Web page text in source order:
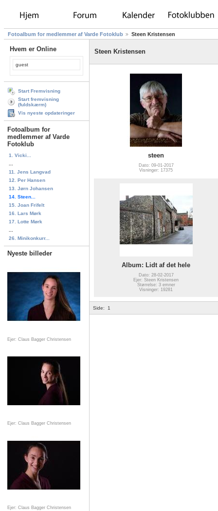
Fotoalbum for medlemmer af Varde Fotoklub Steen Kristensen
Hvem er Online
guest
Start Fremvisning
Start fremvisning
(fuldskærm)
Vis nyeste opdateringer
Fotoalbum for
medlemmer af Varde
Fotoklub
1. Vicki...
11. Jens Langvad
12. Per Hansen
13. Jørn Johansen
14. Steen...
15. Joan Frifelt
16. Lars Mørk
17. Lotte Mørk
26. Minikonkurr...
Nyeste billeder
Ejer: Claus Bagger Christensen
Ejer: Claus Bagger Christensen
Ejer: Claus Bagger Christensen
Steen Kristensen
steen
Dato: 09-01-2017
Visninger: 17375
Album: Lidt af det hele
Dato: 28-02-2017
Ejer: Steen Kristensen
Størrelse: 3 emner
Visninger: 19281
Side: 1